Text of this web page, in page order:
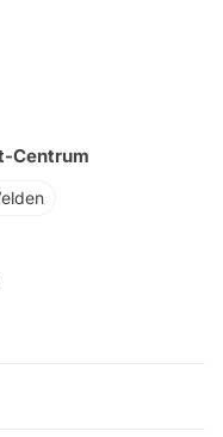
Centrum